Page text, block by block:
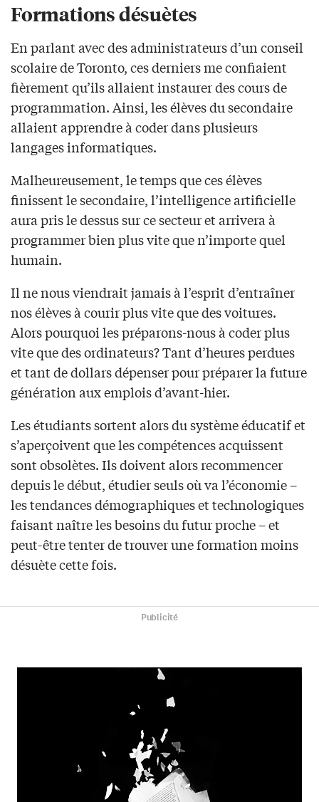
Formations désuètes
En parlant avec des administrateurs d’un conseil
scolaire de Toronto, ces derniers me confiaient
fièrement qu’ils allaient instaurer des cours de
programmation. Ainsi, les élèves du secondaire
allaient apprendre à coder dans plusieurs
langages informatiques.
Malheureusement, le temps que ces élèves
finissent le secondaire, l’intelligence artificielle
aura pris le dessus sur ce secteur et arrivera à
programmer bien plus vite que n’importe quel
humain.
Il ne nous viendrait jamais à l’esprit d’entraîner
nos élèves à courir plus vite que des voitures.
Alors pourquoi les préparons-nous à coder plus
vite que des ordinateurs? Tant d’heures perdues
et tant de dollars dépenser pour préparer la future
génération aux emplois d’avant-hier.
Les étudiants sortent alors du système éducatif et
s’aperçoivent que les compétences acquissent
sont obsolètes. Ils doivent alors recommencer
depuis le début, étudier seuls où va l’économie –
les tendances démographiques et technologiques
faisant naître les besoins du futur proche – et
peut-être tenter de trouver une formation moins
désuète cette fois.
Publicité